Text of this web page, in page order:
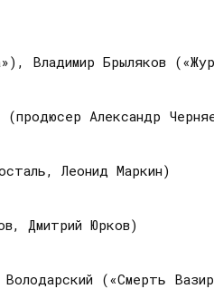
Владимир Брыляков
(продюсер Александр
Леонид Маркин)
Дмитрий Юрков)
(«Смерть